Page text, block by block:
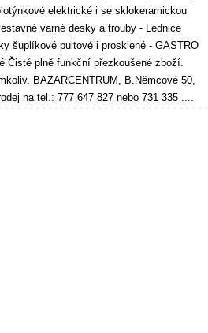
elektrické i se sklokeramickou
varné desky a trouby - Lednice
šuplíkové pultové i prosklené - GASTRO
Čisté plně funkční přezkoušené zboží.
BAZARCENTRUM, B.Němcové 50,
na tel.: 777 647 827 nebo 731 335 ....